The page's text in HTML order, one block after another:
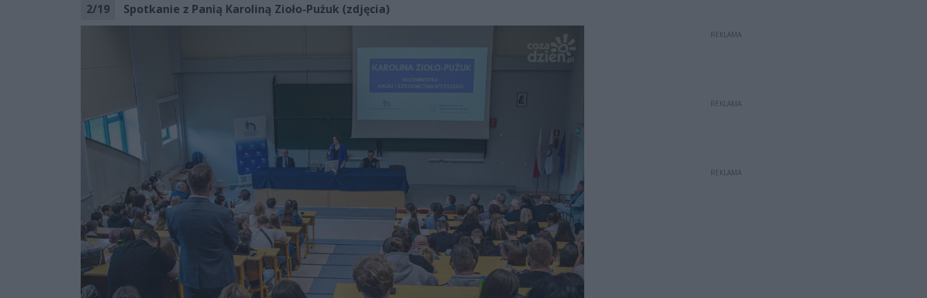
2/19 Spotkanie z Panią Karoliną Zioło-Pużuk (zdjęcia)
REKLAMA
REKLAMA
REKLAMA